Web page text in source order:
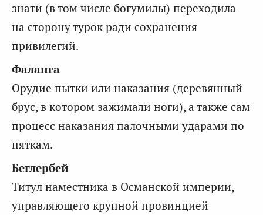
знати (в том числе богумилы) переходила
на сторону турок ради сохранения
привилегий.
Фаланга
Орудие пытки или наказания (деревянный
брус, в котором зажимали ноги), а также сам
процесс наказания палочными ударами по
пяткам.
Беглербей
Титул наместника в Османской империи,
управляющего крупной провинцией